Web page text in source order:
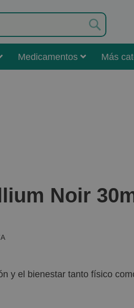
Medicamentos Más
Noir
y el bienestar tanto físico